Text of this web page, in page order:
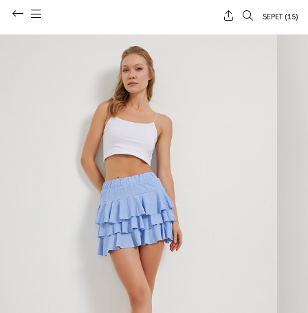
SEPET (15)